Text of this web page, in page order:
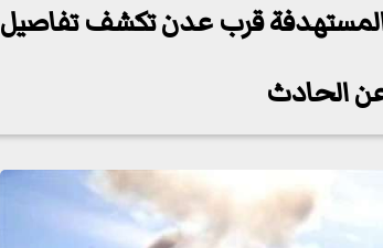
المستهدفة قرب عدن تكشف تفاصيل
الحادث